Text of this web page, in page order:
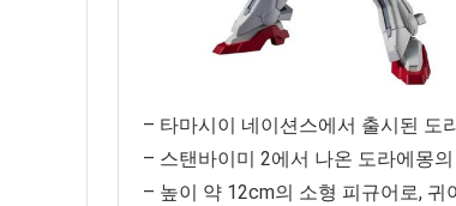
– 타마시이 네이션스에서 출시된 도
– 스탠바이미 2에서 나온 도라에몽
– 높이 약 12cm의 소형 피규어로, 귀